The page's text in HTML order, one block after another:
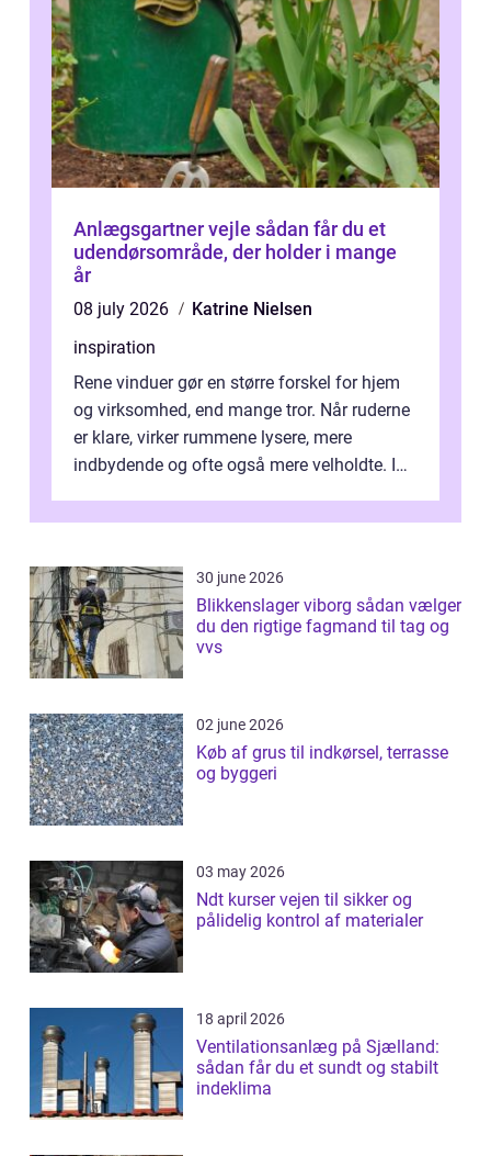
Anlægsgartner vejle sådan får du et
udendørsområde, der holder i mange
år
08 july 2026
Katrine Nielsen
inspiration
Rene vinduer gør en større forskel for hjem
og virksomhed, end mange tror. Når ruderne
er klare, virker rummene lysere, mere
indbydende og ofte også mere velholdte. I
30 june 2026
Blikkenslager viborg sådan vælger
du den rigtige fagmand til tag og
vvs
02 june 2026
Køb af grus til indkørsel, terrasse
og byggeri
03 may 2026
Ndt kurser vejen til sikker og
pålidelig kontrol af materialer
18 april 2026
Ventilationsanlæg på Sjælland:
sådan får du et sundt og stabilt
indeklima